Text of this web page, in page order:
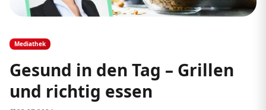
Mediathek
Gesund in den Tag – Grillen
und richtig essen